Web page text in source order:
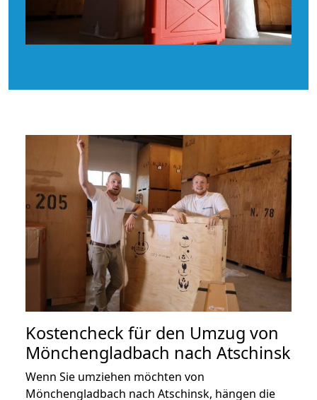
Kostencheck für den Umzug von
Mönchengladbach nach Atschinsk
Wenn Sie umziehen möchten von
Mönchengladbach nach Atschinsk, hängen die